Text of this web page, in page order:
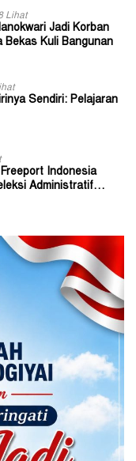
Lihat
Jadi Korban
Bekas Kuli Bangunan
Sendiri: Pelajaran
Indonesia
Administratif